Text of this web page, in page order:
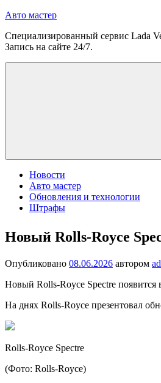
Перейти
содержимому
Авто мастер
Специализированный сервис Lada
Запись на сайте 24/7.
Новости
Авто мастер
Обновления и технологии
Штрафы
Новый Rolls-Royce
Опубликовано 08.06.2026 автором
Новый Rolls-Royce Spectre появится
На днях Rolls-Royce презентовал
Rolls-Royce Spectre
(Фото: Rolls-Royce)